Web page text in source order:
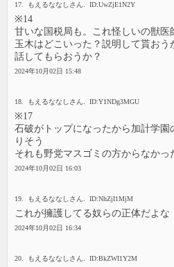
17. もえるななしさん. ID:UwZjE1N2Y
※14
甘いな国税局も。これ怪しいの獣医
玉木はどこいった？説明して貰おう
話してもらおうか？
2024年10月02日 15:48
18. もえるななしさん. ID:Y1NDg3MGU
※17
石破がトップになったから加計学園
りそう
それも野党マスゴミの方からなかっ
2024年10月02日 16:03
19. もえるななしさん. ID:NhZjI1MjM
これが擁護してる奴らの正体だよな
2024年10月02日 16:34
20. もえるななしさん. ID:BkZWI1Y2M